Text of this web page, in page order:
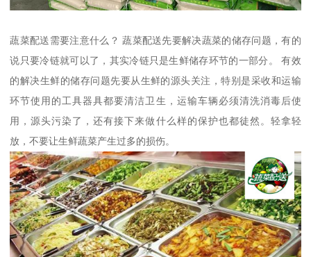
蔬菜配送需要注意什么？ 蔬菜配送先要解决蔬菜的储存问题，有的
说只要冷链就可以了，其实冷链只是生鲜储存环节的一部分。 有效
的解决生鲜的储存问题先要从生鲜的源头关注，特别是采收和运输
环节使用的工具器具都要清洁卫生，运输车辆必须清洗消毒后使
用，源头污染了，还有接下来做什么样的保护也都徒然。轻拿轻
放，不要让生鲜蔬菜产生过多的损伤。